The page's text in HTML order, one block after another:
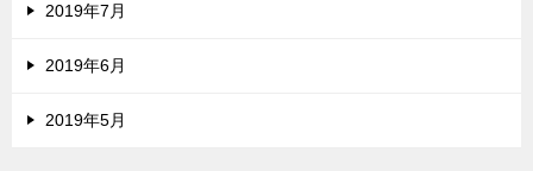
2019年7月
2019年6月
2019年5月